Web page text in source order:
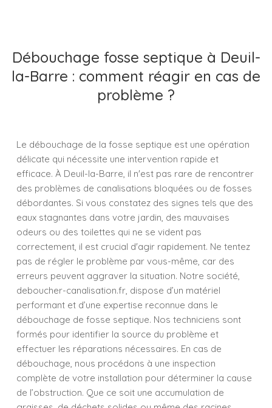
Débouchage fosse septique à Deuil-
la-Barre : comment réagir en cas de
problème ?
Le débouchage de la fosse septique est une opération
délicate qui nécessite une intervention rapide et
efficace. À Deuil-la-Barre, il n'est pas rare de rencontrer
des problèmes de canalisations bloquées ou de fosses
débordantes. Si vous constatez des signes tels que des
eaux stagnantes dans votre jardin, des mauvaises
odeurs ou des toilettes qui ne se vident pas
correctement, il est crucial d'agir rapidement. Ne tentez
pas de régler le problème par vous-même, car des
erreurs peuvent aggraver la situation. Notre société,
deboucher-canalisation.fr, dispose d’un matériel
performant et d’une expertise reconnue dans le
débouchage de fosse septique. Nos techniciens sont
formés pour identifier la source du problème et
effectuer les réparations nécessaires. En cas de
débouchage, nous procédons à une inspection
complète de votre installation pour déterminer la cause
de l’obstruction. Que ce soit une accumulation de